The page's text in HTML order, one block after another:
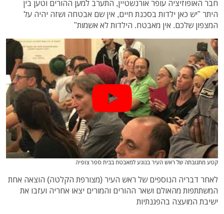
חבר האופוזיציה עופר אורנשטיין, התערב למען ההורים וטען בין
היתר "יש כאן ילדות בסכנת חיים, אין שם אבטחה ושזה יהיה על
המצפון שלכם. אין מאבטח. הילדות לא אשמות"
קטע מתגובתה של ראש העיר בנוגע למאבטח בבית ספר צופיה
לאחר דבריה הנוספים של ראש העיר (מצורפת הקלטה) הוצאה אחת
המשתתפות מהאולם ושאר ההורים והמורים יצאו אחריה ועזבו את
ישיבת המועצה בהפגנתיות